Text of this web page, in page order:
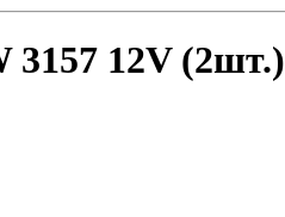
3157 12V (2шт.)